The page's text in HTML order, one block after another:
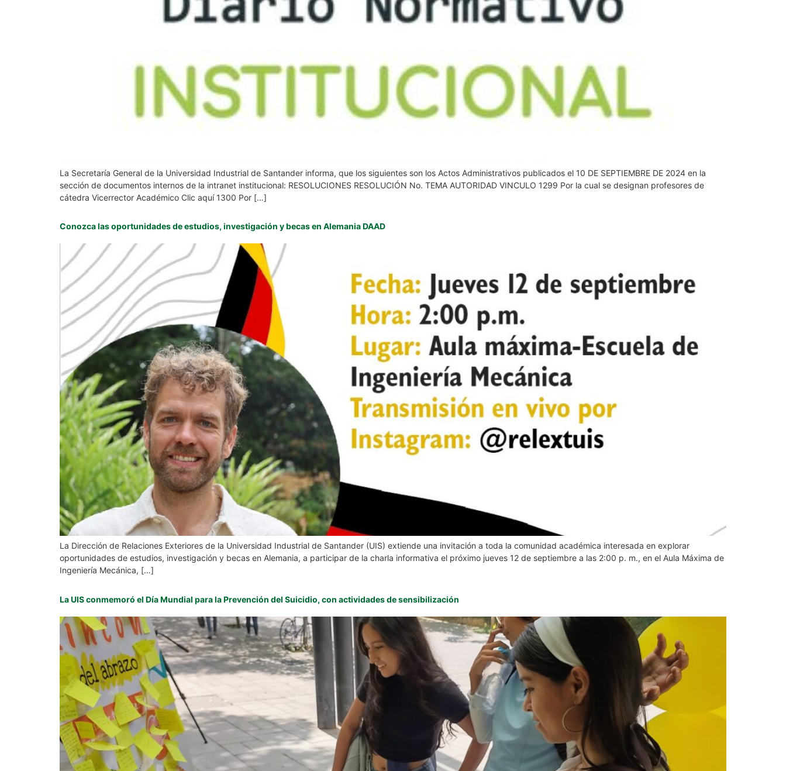
La Secretaría General de la Universidad Industrial de Santander informa, que los siguientes son los Actos Administrativos publicados el 10 DE SEPTIEMBRE DE 2024 en la
sección de documentos internos de la intranet institucional: RESOLUCIONES RESOLUCIÓN No. TEMA AUTORIDAD VINCULO 1299 Por la cual se designan profesores de
cátedra Vicerrector Académico Clic aquí 1300 Por […]
Conozca las oportunidades de estudios, investigación y becas en Alemania DAAD
La Dirección de Relaciones Exteriores de la Universidad Industrial de Santander (UIS) extiende una invitación a toda la comunidad académica interesada en explorar
oportunidades de estudios, investigación y becas en Alemania, a participar de la charla informativa el próximo jueves 12 de septiembre a las 2:00 p. m., en el Aula Máxima de
Ingeniería Mecánica, […]
La UIS conmemoró el Día Mundial para la Prevención del Suicidio, con actividades de sensibilización